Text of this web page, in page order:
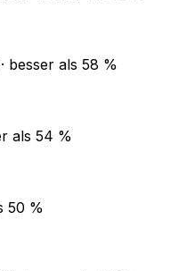
· besser als 58 %
als 54 %
50 %